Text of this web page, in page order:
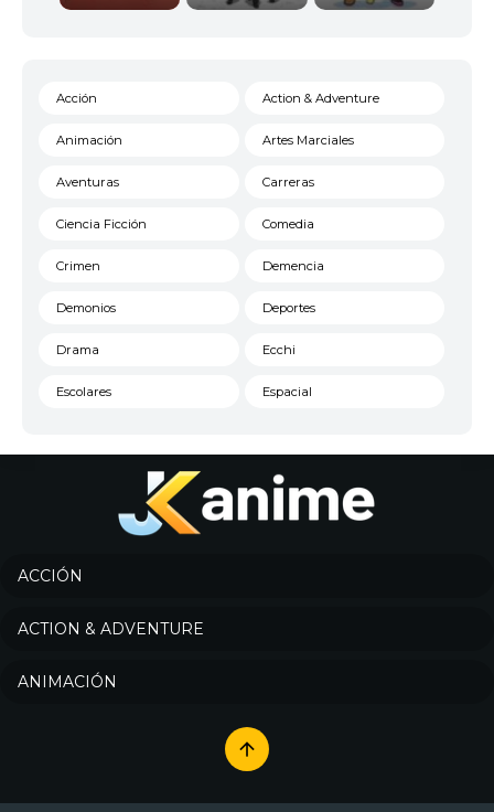
Acción Action & Adventure
Animación Artes Marciales
Aventuras Carreras
Ciencia Ficción Comedia
Crimen Demencia
Demonios Deportes
Drama Ecchi
Escolares Espacial
Historico
Josei
Música
Romance
ACCIÓN
ACTION & ADVENTURE
ANIMACIÓN